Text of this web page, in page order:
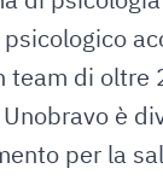
team di oltre
è
per la